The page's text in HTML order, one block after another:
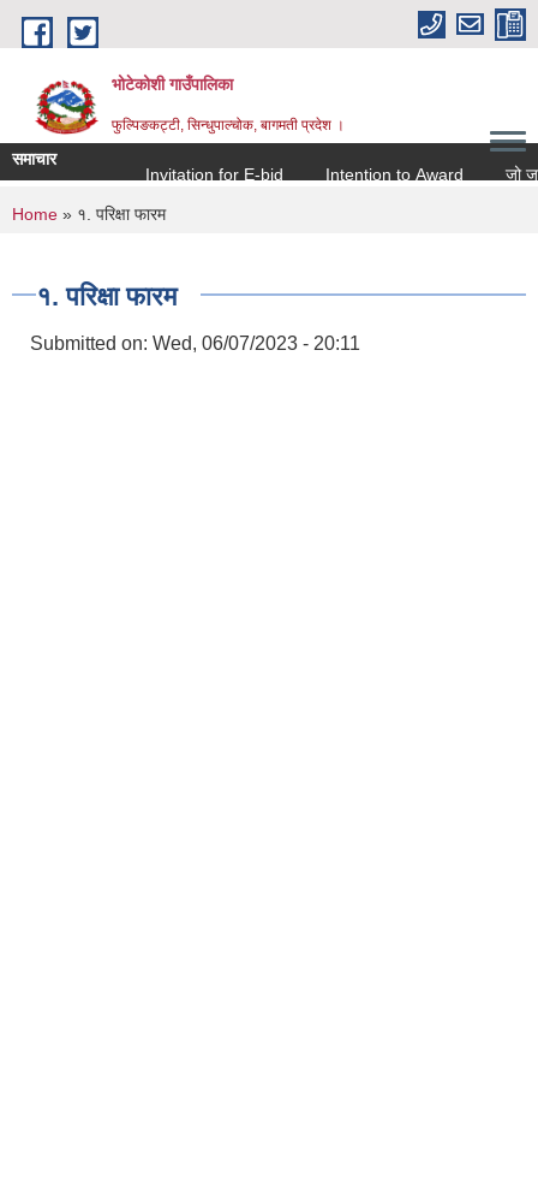
Skip to main content
भोटेकोशी गाउँपालिका
फुल्पिङकट्टी, सिन्धुपाल्चोक, बागमती प्रदेश ।
समाचार
Invitation for E-bid
Intention to Award जो जस
You are here
Home » १. परिक्षा फारम
१. परिक्षा फारम
Submitted on: Wed, 06/07/2023 - 20:11